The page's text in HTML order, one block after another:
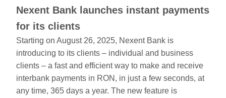
Nexent Bank launches instant payments
for its clients
Starting on August 26, 2025, Nexent Bank is
introducing to its clients – individual and business
clients – a fast and efficient way to make and receive
interbank payments in RON, in just a few seconds, at
any time, 365 days a year. The new feature is